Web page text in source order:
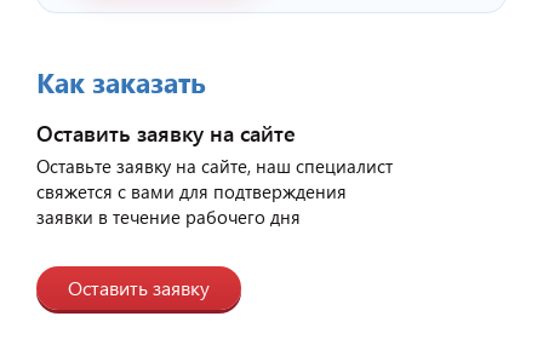
Как заказать
Оставить заявку на сайте
Оставьте заявку на сайте, наш специалист
свяжется с вами для подтверждения
заявки в течение рабочего дня
Оставить заявку